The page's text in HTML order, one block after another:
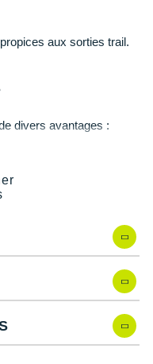
aux sorties trail.
divers avantages :
dispose d'une mousse